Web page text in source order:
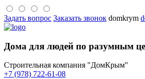
Задать вопрос Заказать звонок domkrym
Дома для людей по разумным
Строительная компания "ДомКрым"
+7 (978) 722-61-08